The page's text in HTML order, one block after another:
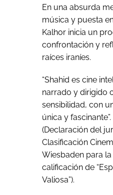
En una absurda
música y puesta
Kalhor inicia un
confrontación y
raíces iraníes.
“Shahid es cine
narrado y dirigido
sensibilidad, con
única y fascinante”.
(Declaración del
Clasificación
Wiesbaden para
calificación de
Valiosa”).